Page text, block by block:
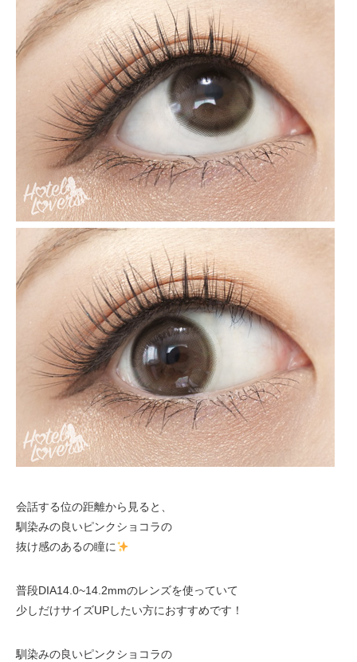
会話する位の距離から見ると、
馴染みの良いピンクショコラの
抜け感のあるの瞳に
普段DIA14.0~14.2mmのレンズを使っていて
少しだけサイズUPしたい方におすすめです！
馴染みの良いピンクショコラの